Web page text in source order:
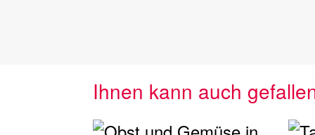
Ihnen kann auch